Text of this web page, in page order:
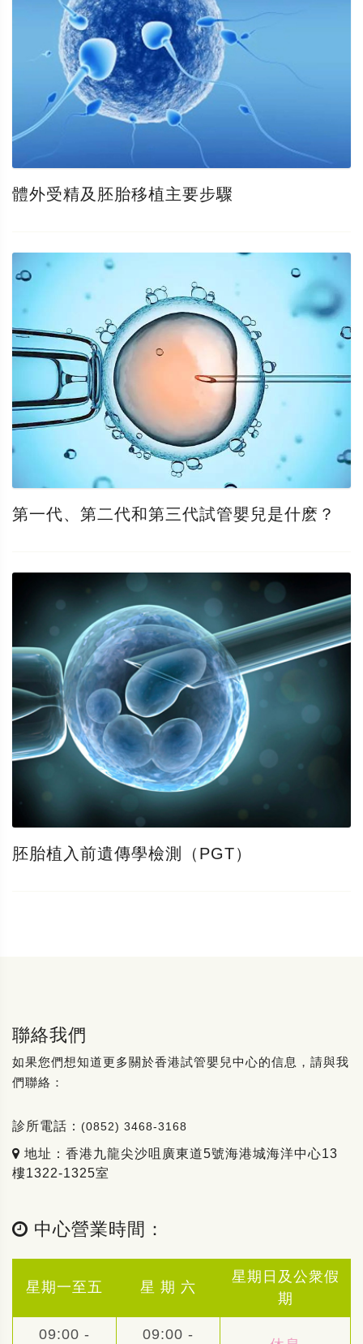
體外受精及胚胎移植主要步驟
第一代、第二代和第三代試管嬰兒是什麽？
胚胎植入前遺傳學檢測（PGT）
聯絡我們
如果您們想知道更多關於香港試管嬰兒中心的信息，請與我
們聯絡：
診所電話： (0852) 3468-3168
地址：香港九龍尖沙咀廣東道5號海港城海洋中心13
樓1322-1325室
中心營業時間：
星期一至五 星 期 六
星期日及公衆假
期
09:00 - 09:00 -